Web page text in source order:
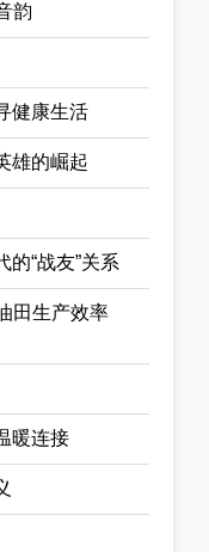
韵
健康生活
雄的崛起
“战友”关系
田生产效率
暖连接